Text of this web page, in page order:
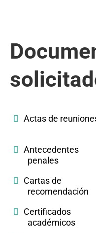
Actas de
Antecedentes
penales
Cartas de
recomendación
Certificados
académicos